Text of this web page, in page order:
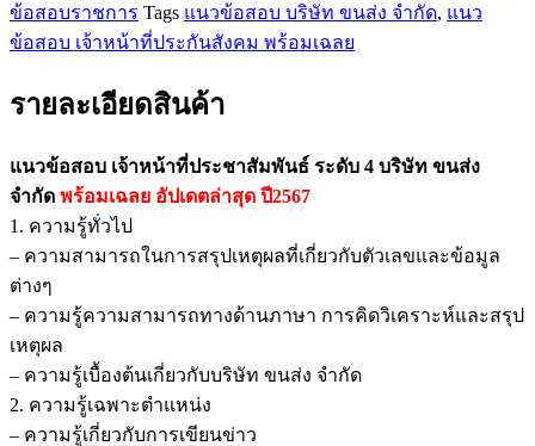
ข้อสอบราชการ Tags แนวข้อสอบ บริษัท ขนส่ง จำกัด, แนว
ข้อสอบ เจ้าหน้าที่ประกันสังคม พร้อมเฉลย
รายละเอียดสินค้า
แนวข้อสอบ เจ้าหน้าที่ประชาสัมพันธ์ ระดับ 4 บริษัท ขนส่ง
จำกัด พร้อมเฉลย อัปเดตล่าสุด ปี2567
1. ความรู้ทั่วไป
– ความสามารถในการสรุปเหตุผลที่เกี่ยวกับตัวเลขและข้อมูล
ต่างๆ
– ความรู้ความสามารถทางด้านภาษา การคิดวิเคราะห์และสรุป
เหตุผล
– ความรู้เบื้องต้นเกี่ยวกับบริษัท ขนส่ง จำกัด
2. ความรู้เฉพาะตำแหน่ง
– ความรู้เกี่ยวกับการเขียนข่าว